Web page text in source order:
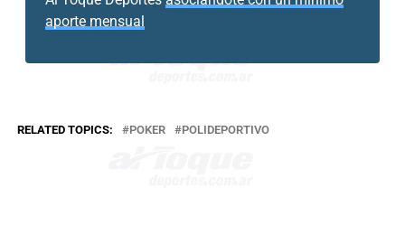
aporte mensual
RELATED TOPICS: POKER POLIDEPORTIVO